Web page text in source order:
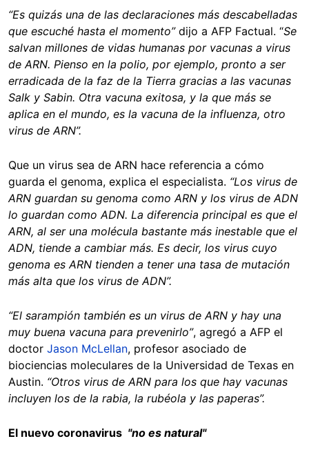
“Es quizás una de las declaraciones más descabelladas
que escuché hasta el momento”dijo a AFP Factual. “Se
salvan millones de vidas humanas por vacunas a virus
de ARN. Pienso en la polio, por ejemplo, pronto a ser
erradicada de la faz de la Tierra gracias a las vacunas
Salk y Sabin. Otra vacuna exitosa, y la que más se
aplica en el mundo, es la vacuna de la influenza, otro
virus de ARN”.
Que un virus sea de ARN hace referencia a cómo
guarda el genoma, explica el especialista. “Los virus de
ARN guardan su genoma como ARN y los virus de ADN
lo guardan como ADN. La diferencia principal es que el
ARN, al ser una molécula bastante más inestable que el
ADN, tiende a cambiar más. Es decir, los virus cuyo
genoma es ARN tienden a tener una tasa de mutación
más alta que los virus de ADN”.
“El sarampión también es un virus de ARN y hay una
muy buena vacuna para prevenirlo”, agregó a AFP el
doctor Jason McLellan, profesor asociado de
biociencias moleculares de la Universidad de Texas en
Austin. “Otros virus de ARN para los que hay vacunas
incluyen los de la rabia, la rubéola y las paperas”.
El nuevo coronavirus "no es natural"